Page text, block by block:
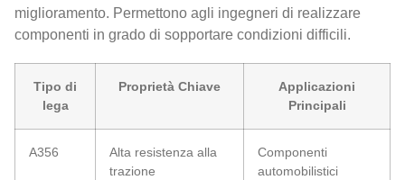
miglioramento. Permettono agli ingegneri di realizzare
componenti in grado di sopportare condizioni difficili.
Tipo di
lega
Proprietà Chiave
Applicazioni
Principali
A356
Alta resistenza alla
trazione
Componenti
automobilistici